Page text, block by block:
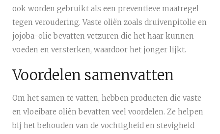
ook worden gebruikt als een preventieve maatregel
tegen veroudering. Vaste oliën zoals druivenpitolie en
jojoba-olie bevatten vetzuren die het haar kunnen
voeden en versterken, waardoor het jonger lijkt.
Voordelen samenvatten
Om het samen te vatten, hebben producten die vaste
en vloeibare oliën bevatten veel voordelen. Ze helpen
bij het behouden van de vochtigheid en stevigheid